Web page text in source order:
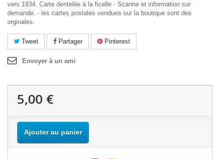
vers 1934. Carte dentelée à la ficelle - Scanne et information sur
demande. - les cartes postales vendues sur la boutique sont des
orginales.
Tweet Partager Pinterest
Envoyer à un ami
5,00 €
Ajouter au panier